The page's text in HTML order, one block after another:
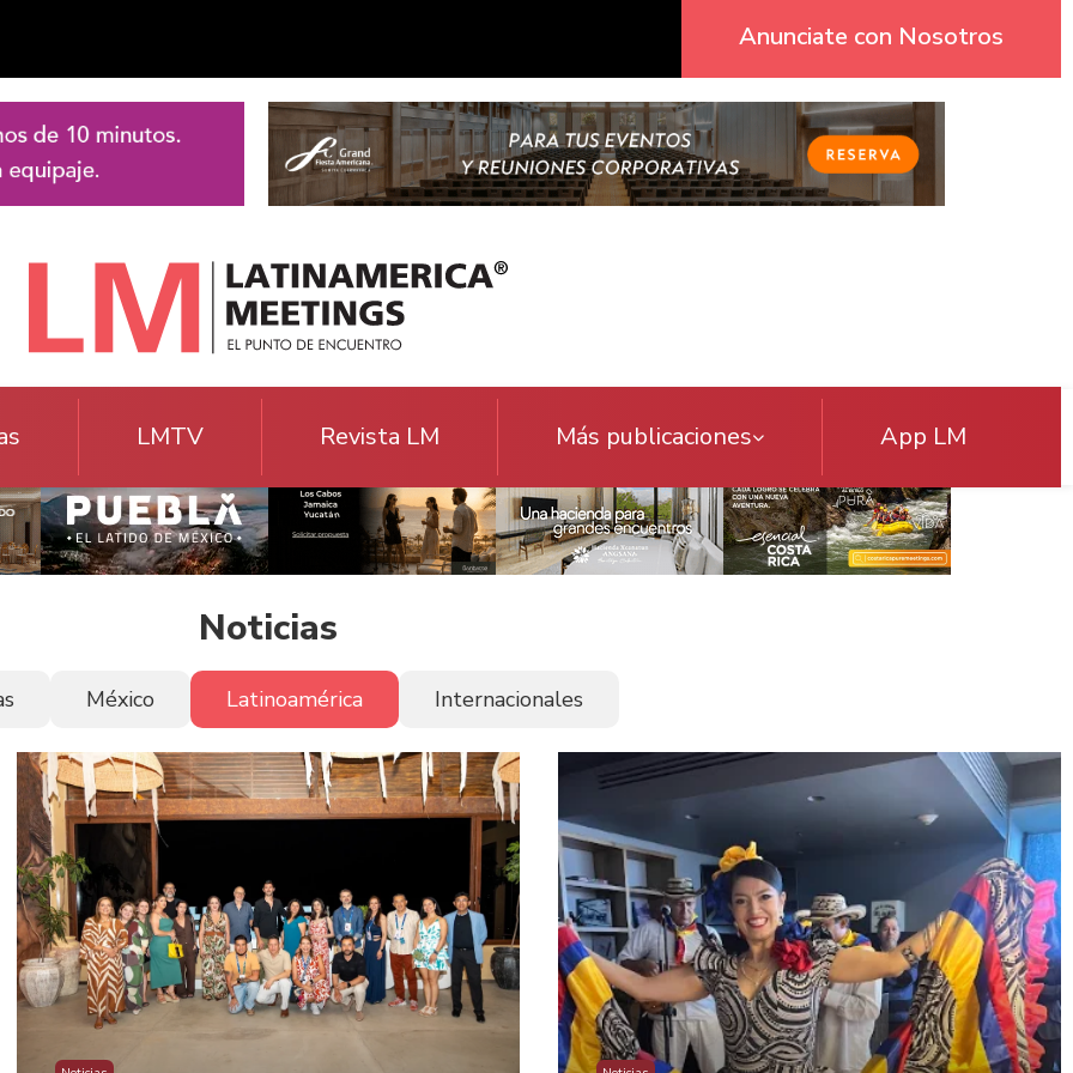
Anunciate con Nosotros
LMTV Revista LM Más publicaciones App LM
Noticias
México Latinoamérica Internacionales